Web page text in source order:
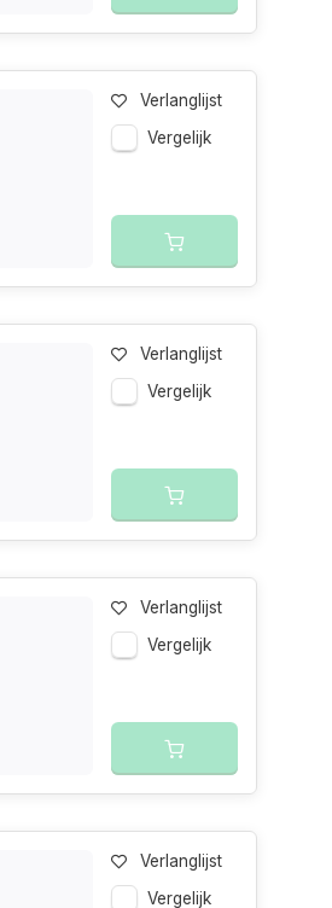
Verlanglijst
Vergelijk
Verlanglijst
Vergelijk
Verlanglijst
Vergelijk
Verlanglijst
Vergelijk